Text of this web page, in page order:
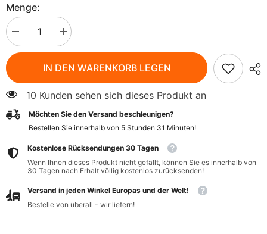
Menge:
verringern
für
BIO
400
ml
-
BIO
PLANETE
Menge
erhöhen
für
Natives
Kokosöl
ml
BIO
PLANETE
IN DEN WARENKORB LEGEN
10 Kunden sehen sich dieses Produkt an
Möchten Sie den Versand beschleunigen?
Bestellen Sie innerhalb von 5 Stunden 31 Minuten!
Kostenlose Rücksendungen 30 Tagen
Wenn Ihnen dieses Produkt nicht gefällt, können Sie es innerhalb von
30 Tagen nach Erhalt völlig kostenlos zurücksenden!
Versand in jeden Winkel Europas und der Welt!
Bestelle von überall - wir liefern!